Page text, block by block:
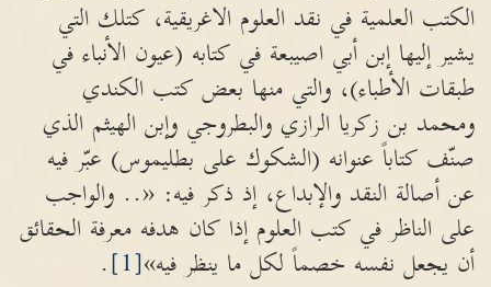
الكتب العلمية في نقد العلوم الاغريقية، كتلك التي
يشير إليها إبن أبي اصيبعة في كتابه (عيون الأنباء في
طبقات الأطباء)، والتي منها بعض كتب الكندي
ومحمد بن زكريا الرازي والبطروجي وإبن الهيثم الذي
صنّف كتاباً عنوانه (الشكوك على بطليموس) عبّر فيه
عن أصالة النقد والإبداع، إذ ذكر فيه: «.. والواجب
على الناظر في كتب العلوم إذا كان هدفه معرفة الحقائق
أن يجعل نفسه خصماً لكل ما ينظر فيه»[1]
.